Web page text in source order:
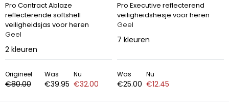
Pro Contract Ablaze
reflecterende softshell
veiligheidsjas voor heren
Geel
2 kleuren
Origineel
€80.00
Was
€39.95
Nu
€32.00
Pro Executive reflecterend
veiligheidshesje voor heren
Geel
7 kleuren
Was
€25.00
Nu
€12.45